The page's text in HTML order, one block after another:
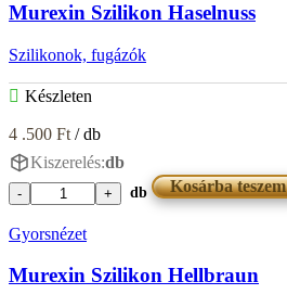
Murexin Szilikon Haselnuss
Szilikonok, fugázók
Készleten
4 .500 Ft / db
Kiszerelés:db
Murexin
Haselnuss
db Kosárba teszem
Gyorsnézet
Murexin Szilikon Hellbraun